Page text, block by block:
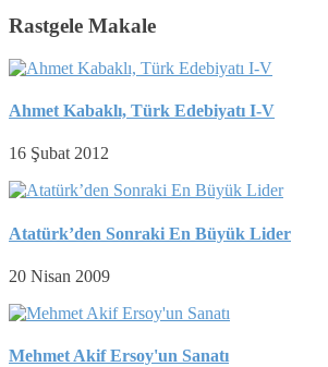
Rastgele Makale
Ahmet Kabaklı, Türk Edebiyatı I-V
16 Şubat 2012
Atatürk’den Sonraki En Büyük Lider
20 Nisan 2009
Mehmet Akif Ersoy'un Sanatı